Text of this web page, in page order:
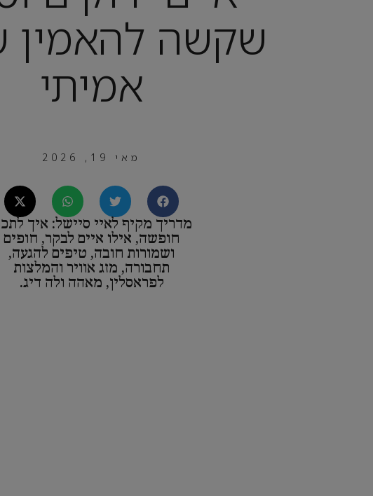
שקשה להאמין
אמיתי
מאי 19, 2026
מדריך מקיף לאיי סיישל: איך
חופשה, אילו איים לבקר, חופים
ושמורות חובה, טיפים להגעה,
תחבורה, מזג אוויר והמלצות
לפראסלין, מאהה ולה דיג.